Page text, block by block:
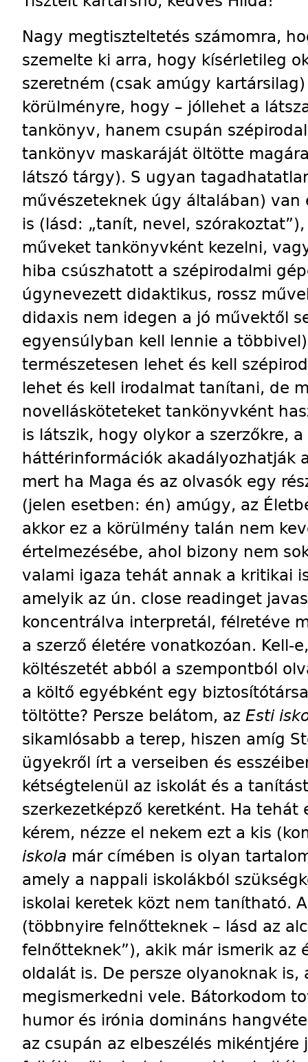
Nagy megtiszteltetés számomra,
szemelte ki arra, hogy kísérletileg
szeretném (csak amúgy
körülményre, hogy – jóllehet a
tankönyv, hanem csupán
tankönyv maskaráját öltötte
látszó tárgy). S ugyan
művészeteknek úgy általában)
is (lásd: „tanít, nevel,
műveket tankönyvként kezelni,
hiba csúszhatott a szépirodalmi
úgynevezett didaktikus, rossz
didaxis nem idegen a jó művektől
egyensúlyban kell lennie a
természetesen lehet és kell
lehet és kell irodalmat tanítani, de
novellásköteteket tankönyvként
is látszik, hogy olykor a szerzőkre,
háttérinformációk akadályozhatják
mert ha Maga és az olvasók egy
(jelen esetben: én) amúgy, az
akkor ez a körülmény talán nem
értelmezésébe, ahol bizony nem
valami igaza tehát annak a kritikai
amelyik az ún. close readinget
koncentrálva interpretál, félretéve
a szerző életére vonatkozóan. Kell-
költészetét abból a szempontból
a költő egyébként egy
töltötte? Persze belátom, az Esti
sikamlósabb a terep, hiszen amíg
ügyekről írt a verseiben és
kétségtelenül az iskolát és a
szerkezetképző keretként. Ha
kérem, nézze el nekem ezt a kis
iskola már címében is olyan
amely a nappali iskolákból
iskolai keretek közt nem tanítható.
(többnyire felnőtteknek – lásd az
felnőtteknek”), akik már ismerik az
oldalát is. De persze olyanoknak
megismerkedni vele. Bátor­ko­dom
humor és irónia domináns
az csupán az elbeszélés